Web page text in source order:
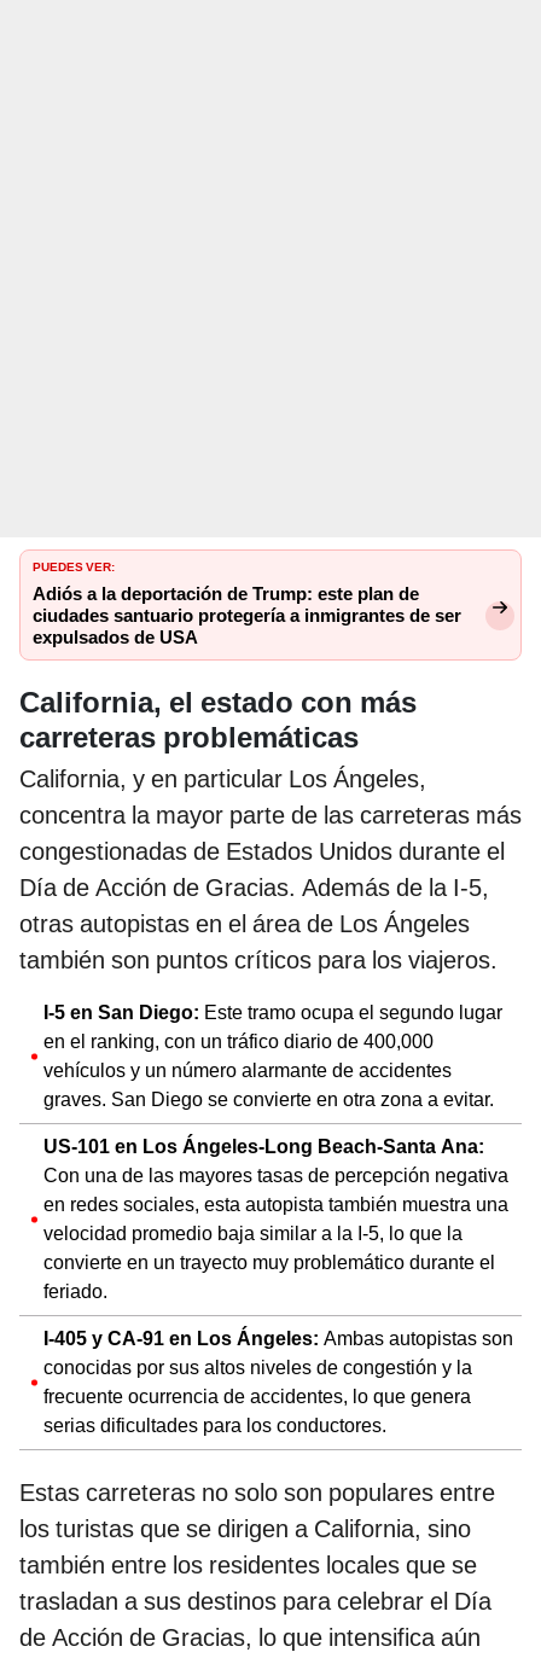
PUEDES VER:
Adiós a la deportación de Trump: este plan de
ciudades santuario protegería a inmigrantes de ser
expulsados de USA
California, el estado con más
carreteras problemáticas
California, y en particular Los Ángeles,
concentra la mayor parte de las carreteras más
congestionadas de Estados Unidos durante el
Día de Acción de Gracias. Además de la I-5,
otras autopistas en el área de Los Ángeles
también son puntos críticos para los viajeros.
I-5 en San Diego: Este tramo ocupa el segundo lugar
en el ranking, con un tráfico diario de 400,000
vehículos y un número alarmante de accidentes
graves. San Diego se convierte en otra zona a evitar.
US-101 en Los Ángeles-Long Beach-Santa Ana:
Con una de las mayores tasas de percepción negativa
en redes sociales, esta autopista también muestra una
velocidad promedio baja similar a la I-5, lo que la
convierte en un trayecto muy problemático durante el
feriado.
I-405 y CA-91 en Los Ángeles: Ambas autopistas son
conocidas por sus altos niveles de congestión y la
frecuente ocurrencia de accidentes, lo que genera
serias dificultades para los conductores.
Estas carreteras no solo son populares entre
los turistas que se dirigen a California, sino
también entre los residentes locales que se
trasladan a sus destinos para celebrar el Día
de Acción de Gracias, lo que intensifica aún